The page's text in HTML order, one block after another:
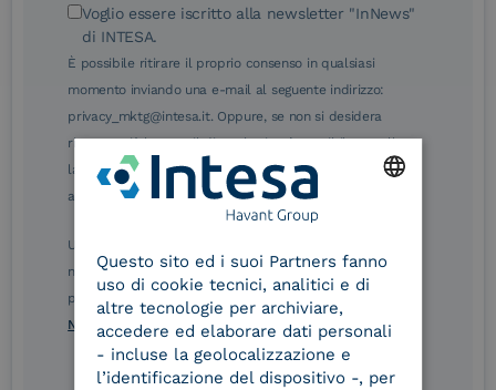
eIDAS Qualified Trust
Service Provider
eIDAS Qualified Trust
Service Provider for
Remote Qualified
Electronic Signature /
Seal Creation
Service Provider e
Aggregatore SPID
Aggregatore CIE
Conservatore
qualificato
UNI EN ISO 37001
Voglio essere iscritto alla newsletter "InNews"
di INTESA.
È possibile ritirare il proprio consenso in qualsiasi
momento inviando una e-mail al seguente indirizzo:
privacy_mktg@intesa.it. Oppure, se non si desidera
ricevere più le e-mail di marketing, è possibile annullare
la sottoscrizione facendo clic sul relativo link di
annullamento sottoscrizione, in qualsiasi e-mail.
Ulteriori informazioni sulle procedure sono disponibili
nelle Norme di tutela della privacy INTESA. Inoltrando il
presente modulo, dichiaro di aver letto e compreso le
Norme di tutela della privacy INTESA.
ITALIAN
Questo sito ed i suoi Partners fanno
uso di cookie tecnici, analitici e di
altre tecnologie per archiviare,
accedere ed elaborare dati personali
- incluse la geolocalizzazione e
l’identificazione del dispositivo -, per